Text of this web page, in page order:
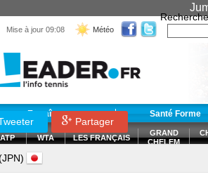
Mise à jour 09:08 Météo
Entraînement Santé Forme
ATP WTA LES FRANÇAIS
GRAND
CHELEM
Partager